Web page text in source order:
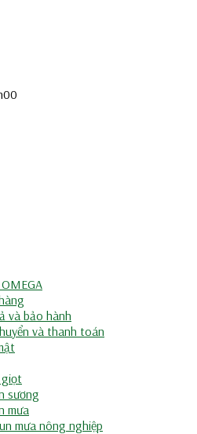
và bảo hành
và thanh toán
sương
mưa
mưa nông nghiệp